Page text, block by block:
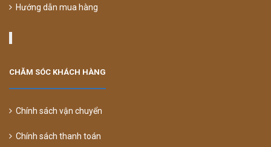
Hướng dẫn mua hàng
CHĂM SÓC KHÁCH HÀNG
Chính sách vận chuyển
Chính sách thanh toán